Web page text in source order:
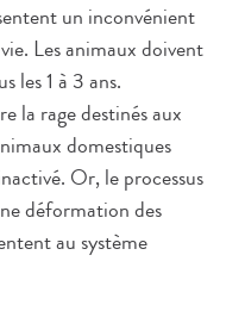
un inconvénient
Les animaux doivent
les 1 à 3 ans.
la rage destinés aux
domestiques
Or, le processus
déformation des
au système